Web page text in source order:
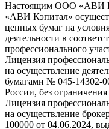
Настоящим ООО «АВИ
«АВИ Кэпитал»
ценных бумаг на
деятельности в
профессионального
Лицензия
на осуществление
бумагами № 045-14302-
России, без
Лицензия
на осуществление
100000 от 04.06.2024,